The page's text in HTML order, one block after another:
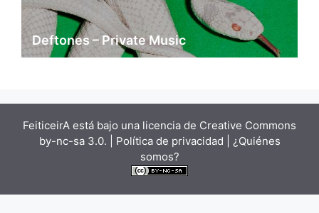
Deftones – Private Music
FeiticeirA está bajo una licencia de Creative Commons
by-nc-sa 3.0. | Política de privacidad | ¿Quiénes
somos?